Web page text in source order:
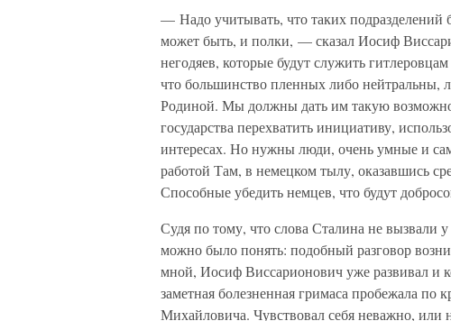
— Надо учитывать, что таких подразделений
может быть, и полки, — сказал Иосиф
негодяев, которые будут служить
что большинство пленных либо нейтральны,
Родиной. Мы должны дать им такую
государства перехватить инициативу,
интересах. Но нужны люди, очень умные и
работой Там, в немецком тылу, оказавшись
Способные убедить немцев, что будут
Судя по тому, что слова Сталина не
можно было понять: подобный разговор
мной, Иосиф Виссарионович уже развивал и
заметная болезненная гримаса пробежала по
Михайловича. Чувствовал себя неважно,